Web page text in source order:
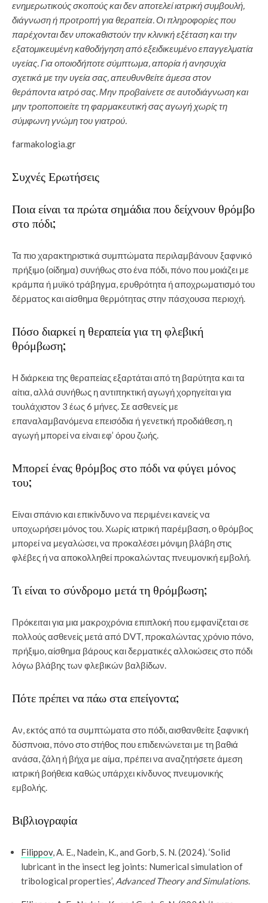
ενημερωτικούς σκοπούς και δεν αποτελεί ιατρική συμβουλή,
διάγνωση ή προτροπή για θεραπεία. Οι πληροφορίες που
παρέχονται δεν υποκαθιστούν την κλινική εξέταση και την
εξατομικευμένη καθοδήγηση από εξειδικευμένο επαγγελματία
υγείας. Για οποιοδήποτε σύμπτωμα, απορία ή ανησυχία
σχετικά με την υγεία σας, απευθυνθείτε άμεσα στον
θεράποντα ιατρό σας. Μην προβαίνετε σε αυτοδιάγνωση και
μην τροποποιείτε τη φαρμακευτική σας αγωγή χωρίς τη
σύμφωνη γνώμη του γιατρού.
farmakologia.gr
Συχνές Ερωτήσεις
Ποια είναι τα πρώτα σημάδια που δείχνουν θρόμβο
στο πόδι;
Τα πιο χαρακτηριστικά συμπτώματα περιλαμβάνουν ξαφνικό
πρήξιμο (οίδημα) συνήθως στο ένα πόδι, πόνο που μοιάζει με
κράμπα ή μυϊκό τράβηγμα, ερυθρότητα ή αποχρωματισμό του
δέρματος και αίσθημα θερμότητας στην πάσχουσα περιοχή.
Πόσο διαρκεί η θεραπεία για τη φλεβική
θρόμβωση;
Η διάρκεια της θεραπείας εξαρτάται από τη βαρύτητα και τα
αίτια, αλλά συνήθως η αντιπηκτική αγωγή χορηγείται για
τουλάχιστον 3 έως 6 μήνες. Σε ασθενείς με
επαναλαμβανόμενα επεισόδια ή γενετική προδιάθεση, η
αγωγή μπορεί να είναι εφ’ όρου ζωής.
Μπορεί ένας θρόμβος στο πόδι να φύγει μόνος
του;
Είναι σπάνιο και επικίνδυνο να περιμένει κανείς να
υποχωρήσει μόνος του. Χωρίς ιατρική παρέμβαση, ο θρόμβος
μπορεί να μεγαλώσει, να προκαλέσει μόνιμη βλάβη στις
φλέβες ή να αποκολληθεί προκαλώντας πνευμονική εμβολή.
Τι είναι το σύνδρομο μετά τη θρόμβωση;
Πρόκειται για μια μακροχρόνια επιπλοκή που εμφανίζεται σε
πολλούς ασθενείς μετά από DVT, προκαλώντας χρόνιο πόνο,
πρήξιμο, αίσθημα βάρους και δερματικές αλλοιώσεις στο πόδι
λόγω βλάβης των φλεβικών βαλβίδων.
Πότε πρέπει να πάω στα επείγοντα;
Αν, εκτός από τα συμπτώματα στο πόδι, αισθανθείτε ξαφνική
δύσπνοια, πόνο στο στήθος που επιδεινώνεται με τη βαθιά
ανάσα, ζάλη ή βήχα με αίμα, πρέπει να αναζητήσετε άμεση
ιατρική βοήθεια καθώς υπάρχει κίνδυνος πνευμονικής
εμβολής.
Βιβλιογραφία
Filippov, A. E., Nadein, K., and Gorb, S. N. (2024). ‘Solid
lubricant in the insect leg joints: Numerical simulation of
tribological properties’, Advanced Theory and Simulations.